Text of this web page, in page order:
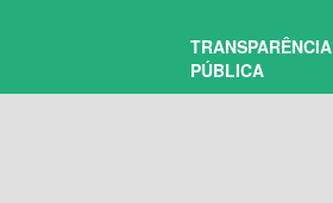
TRANSPARÊNCIA
PÚBLICA